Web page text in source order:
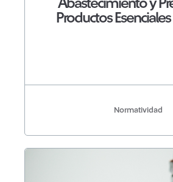
Abastecimiento y
Productos Esenciales
Normatividad